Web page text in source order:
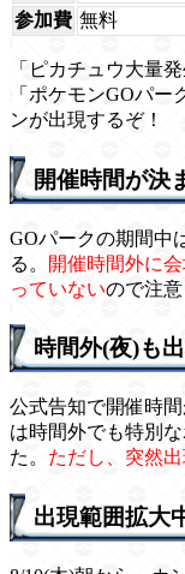
参加費 無料
「ピカチュウ大量
「ポケモンGOパ
ンが出現するぞ！
開催時間が決
GOパークの期間中
る。
開催時間外に
っていないので注意
時間外(夜)も
公式告知で開催時
は時間外でも特別
た。 ただし、突然
出現範囲拡大